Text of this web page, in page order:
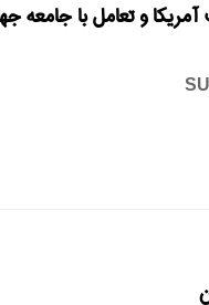
و تعامل با جامعه